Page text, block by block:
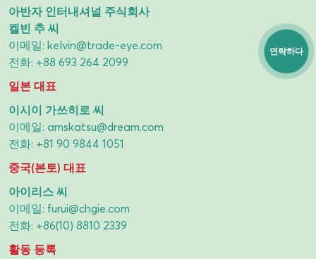
아반자 인터내셔널 주식회사
켈빈 추 씨
이메일: kelvin@trade-eye.com
전화: +88 693 264 2099
일본 대표
이시이 가쓰히로 씨
이메일: amskatsu@dream.com
전화: +81 90 9844 1051
중국(본토) 대표
아이리스 씨
이메일: furui@chgie.com
전화: +86(10) 8810 2339
활동 등록
연락하다